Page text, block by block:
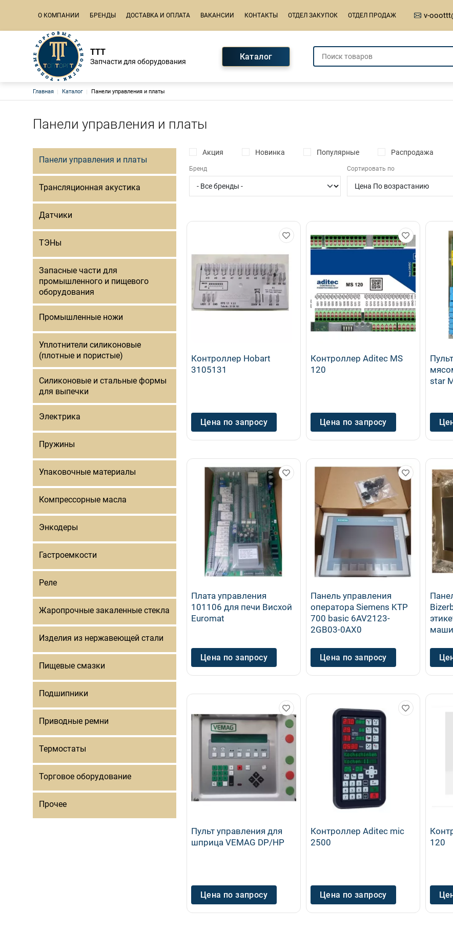
Основная навигация
О КОМПАНИИ БРЕНДЫ ДОСТАВКА И ОПЛАТА ВАКАНСИИ КОНТАКТЫ ОТДЕЛ ЗАКУПОК ОТДЕЛ ПРОДАЖ v-
ТТТ
Запчасти для оборудования
Каталог
Строка навигации
Главная Каталог Панели управления и платы
Панели управления и платы
Панели управления и платы
Трансляционная акустика
Датчики
ТЭНы
Запасные части для
промышленного и пищевого
оборудования
Промышленные ножи
Уплотнители силиконовые
(плотные и пористые)
Силиконовые и стальные формы
для выпечки
Электрика
Пружины
Упаковочные материалы
Компрессорные масла
Энкодеры
Гастроемкости
Реле
Жаропрочные закаленные стекла
Изделия из нержавеющей стали
Пищевые смазки
Подшипники
Приводные ремни
Термостаты
Торговое оборудование
Прочее
Акция Новинка Популярные Распродажа
Бренд Сортировать по
Контроллер Hobart
3105131
Цена по запросу
Контроллер Aditec MS
120
Цена по запросу
star
Плата управления
101106 для печи Висхой
Euromat
Цена по запросу
Панель управления
оператора Siemens KTP
700 basic 6AV2123-
2GB03-0AX0
Цена по запросу
Пульт управления для
шприца VEMAG DP/HP
Цена по запросу
Контроллер Aditec mic
2500
Цена по запросу
120